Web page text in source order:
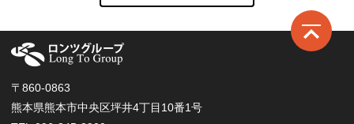
〒860-0863
熊本県熊本市中央区坪井4丁目10番1号